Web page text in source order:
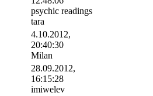
psychic readings
tara
4.10.2012,
20:40:30
Milan
28.09.2012,
16:15:28
imiwelev